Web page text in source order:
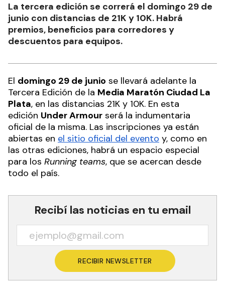
La tercera edición se correrá el domingo 29 de
junio con distancias de 21K y 10K. Habrá
premios, beneficios para corredores y
descuentos para equipos.
El domingo 29 de junio se llevará adelante la
Tercera Edición de la Media Maratón Ciudad La
Plata, en las distancias 21K y 10K. En esta
edición Under Armour será la indumentaria
oficial de la misma. Las inscripciones ya están
abiertas en el sitio oficial del evento y, como en
las otras ediciones, habrá un espacio especial
para los Running teams, que se acercan desde
todo el país.
Recibí las noticias en tu email
RECIBIR NEWSLETTER